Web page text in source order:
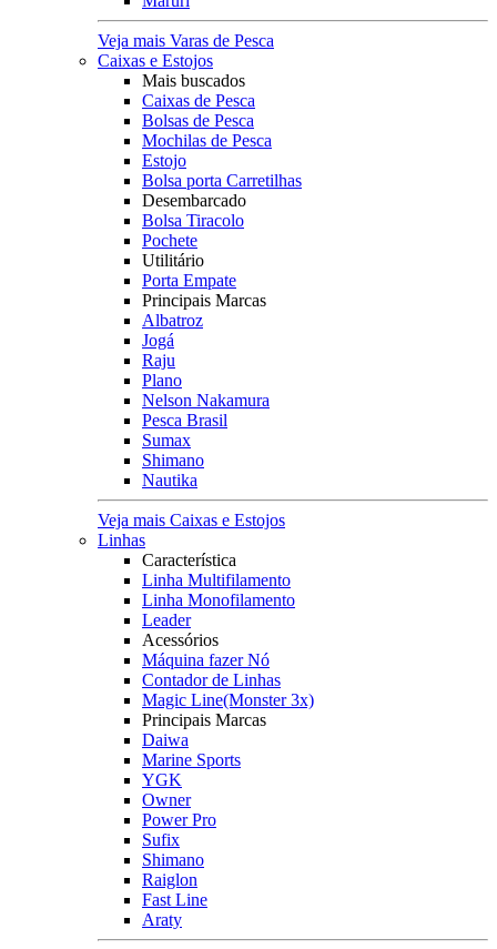
Veja mais Varas de Pesca
Caixas e Estojos
Mais buscados
Caixas de Pesca
Bolsas de Pesca
Mochilas de Pesca
Estojo
Bolsa porta Carretilhas
Desembarcado
Bolsa Tiracolo
Pochete
Utilitário
Porta Empate
Principais Marcas
Albatroz
Jogá
Raju
Plano
Nelson Nakamura
Pesca Brasil
Sumax
Shimano
Nautika
Veja mais Caixas e Estojos
Linhas
Característica
Linha Multifilamento
Linha Monofilamento
Leader
Acessórios
Máquina fazer Nó
Contador de Linhas
Magic Line(Monster 3x)
Principais Marcas
Daiwa
Marine Sports
YGK
Owner
Power Pro
Sufix
Shimano
Raiglon
Fast Line
Araty